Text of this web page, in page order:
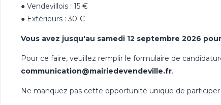
● Vendevillois : 15 €
● Extérieurs : 30 €
Vous avez jusqu'au samedi 12 septembre 2026
Pour ce faire, veuillez remplir le formulaire de
communication@mairiedevendeville.fr.
Ne manquez pas cette opportunité unique de